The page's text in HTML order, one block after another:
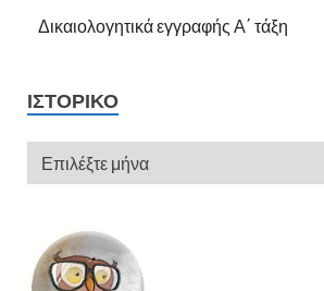
Δικαιολογητικά εγγραφής Α΄ τάξη
ΙΣΤΟΡΙΚΌ